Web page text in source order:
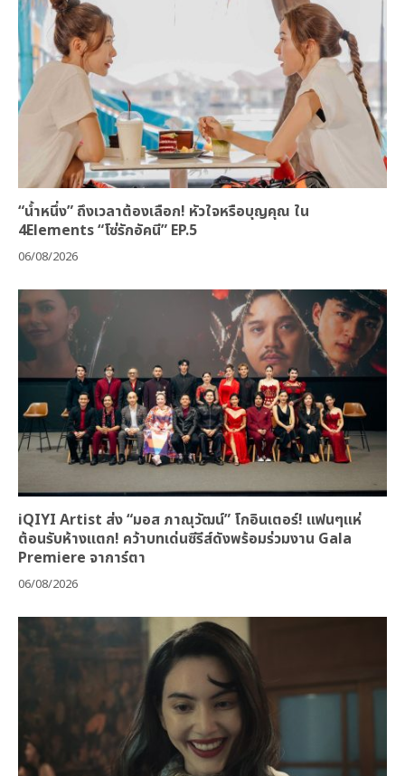
“น้ำหนึ่ง” ถึงเวลาต้องเลือก! หัวใจหรือบุญคุณ ใน
4Elements “โซ่รักอัคนี” EP.5
06/08/2026
iQIYI Artist ส่ง “มอส ภาณุวัฒน์” โกอินเตอร์! แฟนๆแห่
ต้อนรับห้างแตก! คว้าบทเด่นซีรีส์ดังพร้อมร่วมงาน Gala
Premiere จาการ์ตา
06/08/2026